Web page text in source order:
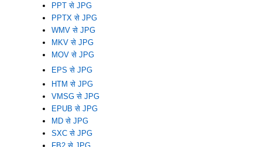
PPT से JPG
PPTX से JPG
WMV से JPG
MKV से JPG
MOV से JPG
EPS से JPG
HTM से JPG
VMSG से JPG
EPUB से JPG
MD से JPG
SXC से JPG